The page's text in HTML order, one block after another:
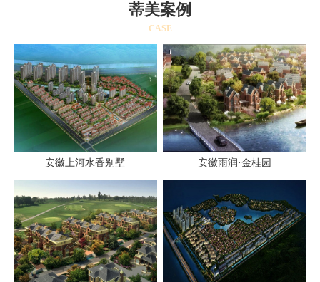
蒂美案例
CASE
安徽上河水香别墅 安徽雨润·金桂园